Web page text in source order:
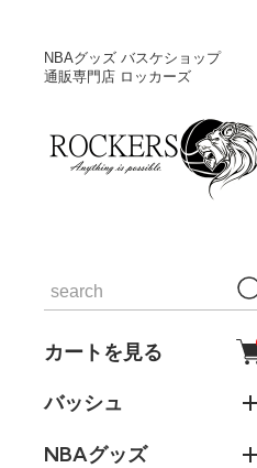
NBAグッズ バスケショップ
通販専門店 ロッカーズ
カートを見る
バッシュ
NBAグッズ